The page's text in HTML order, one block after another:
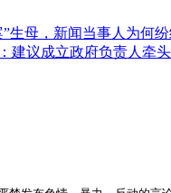
生母，新闻当事人为何
建议成立政府负责人牵